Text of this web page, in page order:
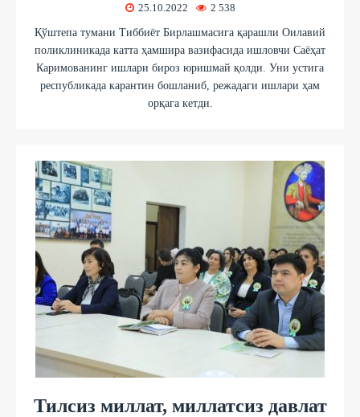
25.10.2022 2 538
Қўштепа тумани Тиббиёт Бирлашмасига қарашли Оилавий
поликлиникада катта ҳамшира вазифасида ишловчи Саёҳат
Каримованинг ишлари бироз юришмай қолди. Уни устига
республикада карантин бошланиб, режадаги ишлари ҳам
орқага кетди.
Тилсиз миллат, миллатсиз давлат